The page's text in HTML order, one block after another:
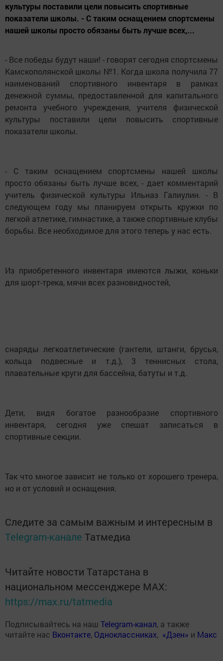
культуры поставили цели повысить спортивные
показатели школы. - С таким оснащением спортсмены
нашей школы просто обязаны быть лучше всех,...
- Все победы будут наши! - говорят сегодня спортсмены
Камскополянской школы №1. Когда школа получила 77
наименований спортивного инвентаря в рамках
денежной суммы, предоставленной для капитального
ремонта учебного учреждения, учителя физической
культуры поставили цели повысить спортивные
показатели школы.
- С таким оснащением спортсмены нашей школы
просто обязаны быть лучше всех, - дает комментарий
учитель физической культуры Ильназ Галиулин. - В
следующем году мы планируем открыть кружки по
легкой атлетике, гимнастике, а также спортивные клубы
борьбы. Все необходимое для этого теперь у нас есть.
Из приобретенного инвентаря имеются лыжи, коньки
для шорт-трека, мячи всех разновидностей,
снаряды легкоатлетические (гантели, штанги, брусья,
кольца подвесные и т.д.), 3 теннисных стола,
плавательные круги для бассейна, батуты и т.д.
Дети, видя богатое разнообразие спортивного
инвентаря, сегодня уже спешат записаться в
спортивные секции.
Так что многое зависит не только от хорошего тренера,
но и от условий и оснащения.
Следите за самым важным и интересным в
Telegram-канале Татмедиа
Читайте новости Татарстана в
национальном мессенджере MАХ:
https://max.ru/tatmedia
Подписывайтесь на наш Telegram-канал, а также
читайте нас Вконтакте, Одноклассниках, «Дзен» и Макс